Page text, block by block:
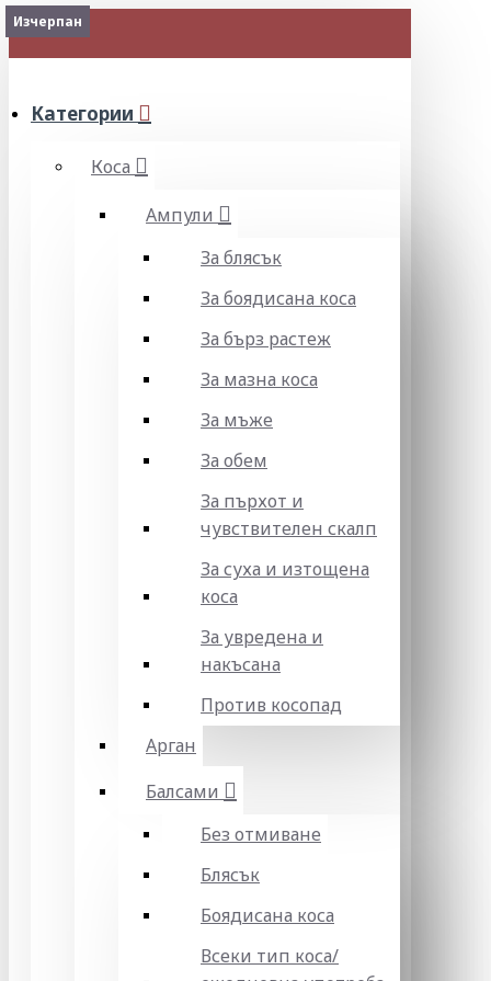
МЕНЮ
Категории
Коса
Ампули
За блясък
За боядисана коса
За бърз растеж
За мазна коса
За мъже
За обем
За пърхот и
чувствителен скалп
За суха и изтощена
коса
За увредена и
накъсана
Против косопад
Арган
Балсами
Без отмиване
Блясък
Боядисана коса
Всеки тип коса/
Изчерпан
2-3 Days
Изчерпан
Изчерпан
Изчерпан